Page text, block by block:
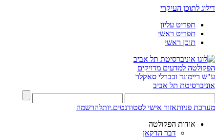
דילוג לתוכן העיקרי
תפריט עליון
תפריט ראשי
תוכן ראשי
הפקולטה למדעים מדויקים
ע"ש ריימונד ובברלי סאקלר
אוניברסיטת תל אביב
מערכת פניותאזור אישי לסטודנטים.יותלהרשמה
אודות הפקולטה
דבר הדקאן